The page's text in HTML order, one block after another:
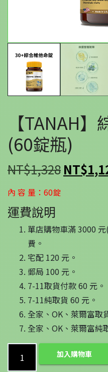
【TANAH】
(60錠瓶)
NT$1,328原
始
價
格：
NT$
內 容 量：60錠
運費說明
單店購物車滿 3000
費。
宅配 120 元。
郵局 100 元。
7-11取貨付款 60 元。
7-11純取貨 60 元。
全家、OK、萊爾富取
全家、OK、萊爾富純
【TANAH】
綜
加入購物車